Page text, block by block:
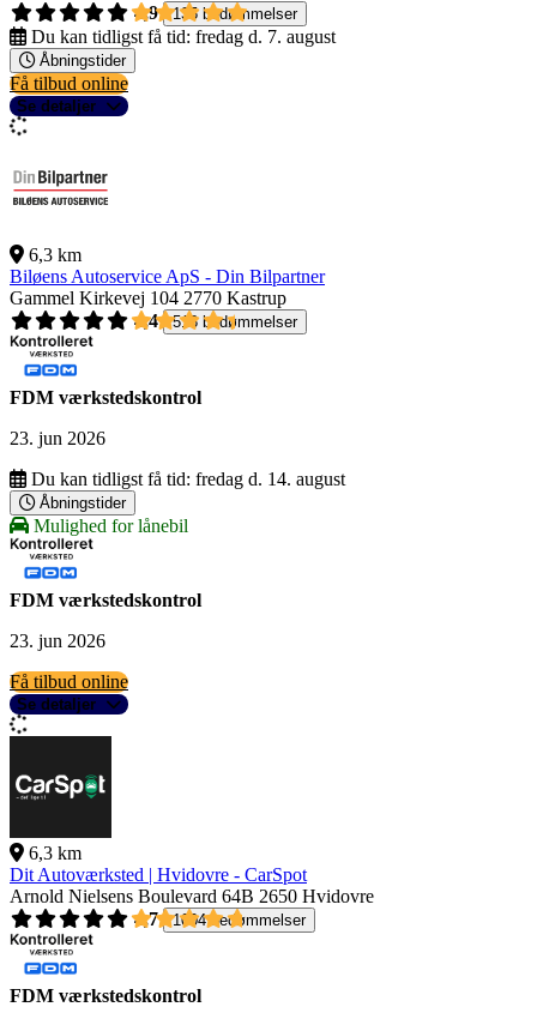
4,9
135 bedømmelser
Du kan tidligst få tid: fredag d. 7. august
Åbningstider
Få tilbud online
Se detaljer
6,3 km
Biløens Autoservice ApS - Din Bilpartner
Gammel Kirkevej 104 2770 Kastrup
4,4
518 bedømmelser
FDM værkstedskontrol
23. jun 2026
Du kan tidligst få tid: fredag d. 14. august
Åbningstider
Mulighed for lånebil
FDM værkstedskontrol
23. jun 2026
Få tilbud online
Se detaljer
6,3 km
Dit Autoværksted | Hvidovre - CarSpot
Arnold Nielsens Boulevard 64B 2650 Hvidovre
4,7
1004 bedømmelser
FDM værkstedskontrol